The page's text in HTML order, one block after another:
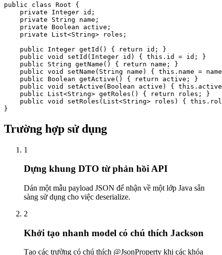
public class Root {
    private Integer id;
    private String name;
    private Boolean active;
    private List<String> roles;
    public Integer getId() { return id; }
    public void setId(Integer id) { this.id = id; }
    public String getName() { return name; }
public void setName(String name) { this.name =
    public Boolean getActive() { return active; }
public void setActive(Boolean active) {
    public List<String> getRoles() { return roles; }
public void setRoles(List<String> roles) {
}
Trường hợp sử dụng
1
Dựng khung DTO từ phản hồi API
Dán một mẫu payload JSON để nhận về một lớp Java sẵn
sàng sử dụng cho việc deserialize.
2
Khởi tạo nhanh model có chú thích Jackson
Tạo các trường có chú thích @JsonProperty khi các khóa